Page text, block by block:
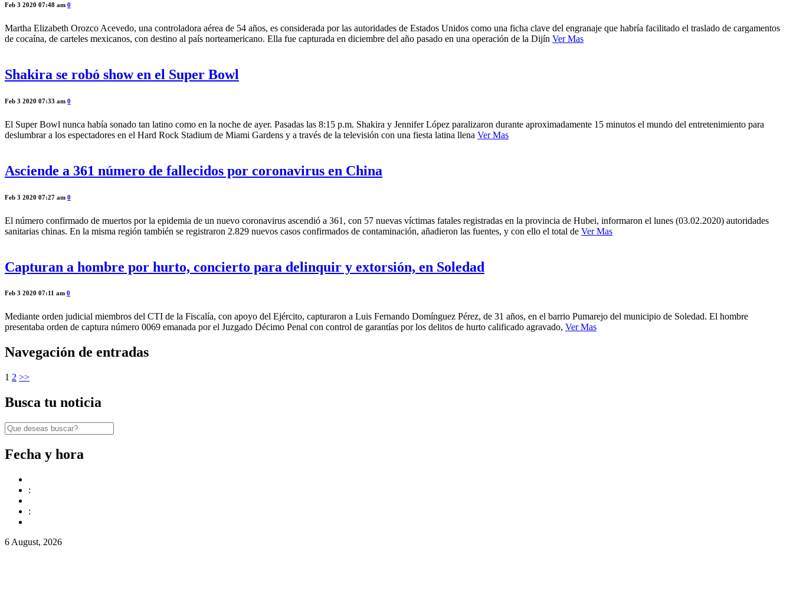
Feb 3 2020 07:48 am 0
Martha Elizabeth Orozco Acevedo, una controladora aérea de 54 años, es considerada por las autoridades de Estados Unidos como una ficha clave del engranaje que habría facilitado el traslado de cargamentos
de cocaína, de carteles mexicanos, con destino al país norteamericano. Ella fue capturada en diciembre del año pasado en una operación de la Dijín Ver Mas
Shakira se robó show en el Super Bowl
Feb 3 2020 07:33 am 0
El Super Bowl nunca había sonado tan latino como en la noche de ayer. Pasadas las 8:15 p.m. Shakira y Jennifer López paralizaron durante aproximadamente 15 minutos el mundo del entretenimiento para
deslumbrar a los espectadores en el Hard Rock Stadium de Miami Gardens y a través de la televisión con una fiesta latina llena Ver Mas
Asciende a 361 número de fallecidos por coronavirus en China
Feb 3 2020 07:27 am 0
El número confirmado de muertos por la epidemia de un nuevo coronavirus ascendió a 361, con 57 nuevas víctimas fatales registradas en la provincia de Hubei, informaron el lunes (03.02.2020) autoridades
sanitarias chinas. En la misma región también se registraron 2.829 nuevos casos confirmados de contaminación, añadieron las fuentes, y con ello el total de Ver Mas
Capturan a hombre por hurto, concierto para delinquir y extorsión, en Soledad
Feb 3 2020 07:11 am 0
Mediante orden judicial miembros del CTI de la Fiscalía, con apoyo del Ejército, capturaron a Luis Fernando Domínguez Pérez, de 31 años, en el barrio Pumarejo del municipio de Soledad. El hombre
presentaba orden de captura número 0069 emanada por el Juzgado Décimo Penal con control de garantías por los delitos de hurto calificado agravado, Ver Mas
Navegación de entradas
1 2 >>
Busca tu noticia
Fecha y hora
:
:
6 August, 2026